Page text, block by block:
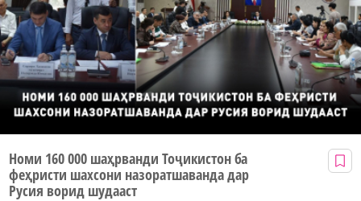
Номи 160 000 шаҳрванди Тоҷикистон ба
феҳристи шахсони назоратшаванда дар
Русия ворид шудааст